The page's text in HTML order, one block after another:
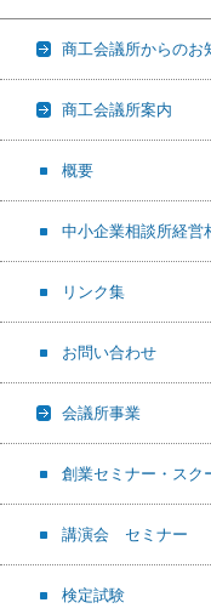
商工会議所からのお
商工会議所案内
概要
中小企業相談所経営
リンク集
お問い合わせ
会議所事業
創業セミナー・スク
講演会 セミナー
検定試験